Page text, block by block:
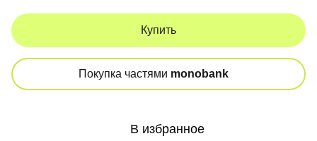
Купить
Покупка частями monobank
В избранное